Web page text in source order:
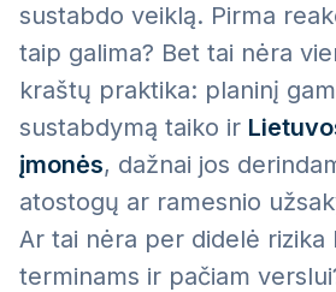
sustabdo veiklą. Pirma
taip galima? Bet tai nėra
kraštų praktika: planinį
sustabdymą taiko ir
įmonės, dažnai jos
atostogų ar ramesnio
Ar tai nėra per didelė rizika
terminams ir pačiam